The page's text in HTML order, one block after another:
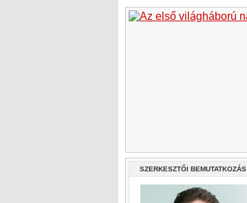
SZERKESZTŐI BEMUTATKOZÁS